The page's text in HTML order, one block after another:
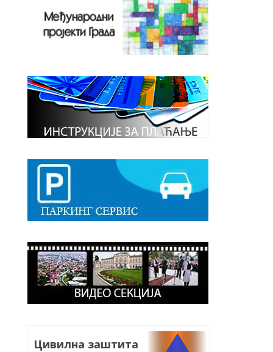
Цивилна заштита